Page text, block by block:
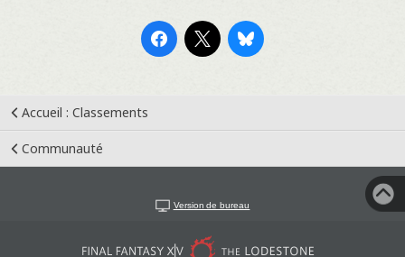
Accueil : Classements
Communauté
Version de bureau